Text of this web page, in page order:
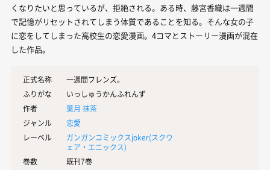
くなりたいと思っているが、拒絶される。ある時、藤宮香織は一週間
で記憶がリセットされてしまう体質であることを知る。そんな女の子
に恋をしてしまった高校生の恋愛漫画。4コマとストーリー漫画が混在
した作品。
正式名称
一週間フレンズ。
ふりがな
いっしゅうかんふれんず
作者
葉月 抹茶
ジャンル
恋愛
レーベル
ガンガンコミックスjoker(スクウ
ェア・エニックス)
巻数
既刊7巻